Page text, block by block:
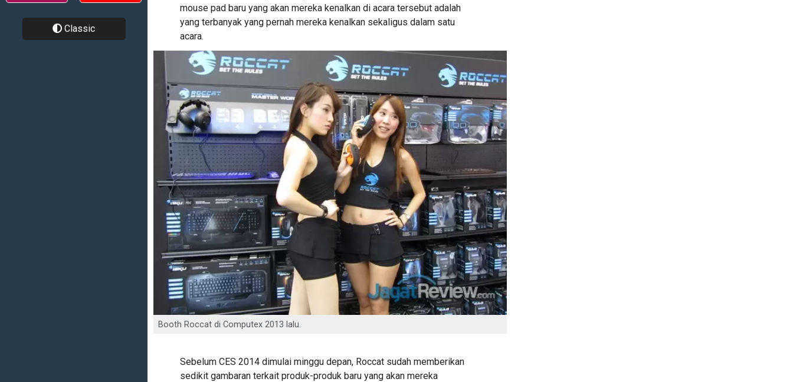
Classic
mouse pad baru yang akan mereka kenalkan di acara tersebut adalah
yang terbanyak yang pernah mereka kenalkan sekaligus dalam satu
acara.
Booth Roccat di Computex 2013 lalu.
Sebelum CES 2014 dimulai minggu depan, Roccat sudah memberikan
sedikit gambaran terkait produk-produk baru yang akan mereka